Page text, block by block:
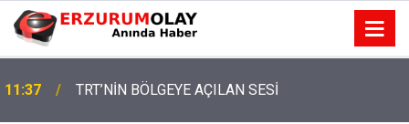
11:37 TRT’NİN BÖLGEYE AÇILAN SESİ